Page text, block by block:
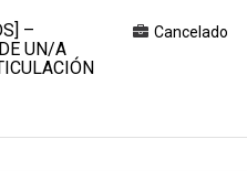
–
UN/A
Cancelado